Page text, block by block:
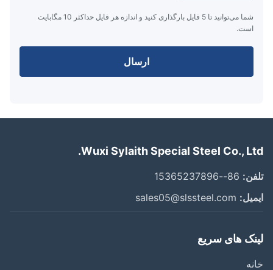
شما می‌توانید تا 5 فایل بارگذاری کنید و اندازه هر فایل حداکثر 10 مگابایت
ارسال
Wuxi Sylaith Special Steel Co.,
86--15365237896
sales05@slssteel.com
های سریع